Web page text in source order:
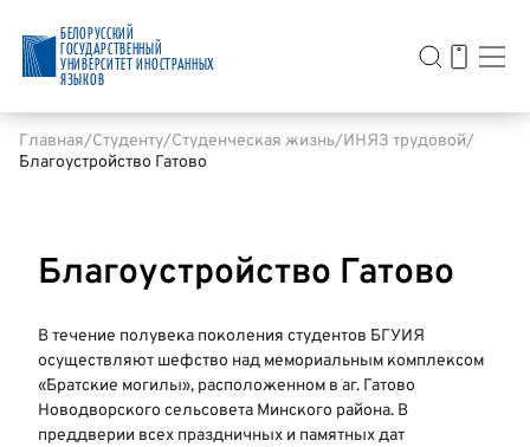
БЕЛОРУССКИЙ
ГОСУДАРСТВЕННЫЙ
УНИВЕРСИТЕТ ИНОСТРАННЫХ
ЯЗЫКОВ
Главная Студенту Студенческая жизнь ИНЯЗ трудовой
Благоустройство Гатово
Благоустройство Гатово
В течение полувека поколения студентов БГУИЯ
осуществляют шефство над мемориальным комплексом
«Братские могилы», расположенном в аг. Гатово
Новодворского сельсовета Минского района. В
преддверии всех праздничных и памятных дат